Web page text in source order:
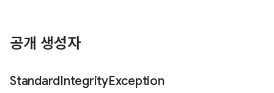
공개 생성자
StandardIntegrityException